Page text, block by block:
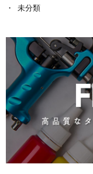
未分類